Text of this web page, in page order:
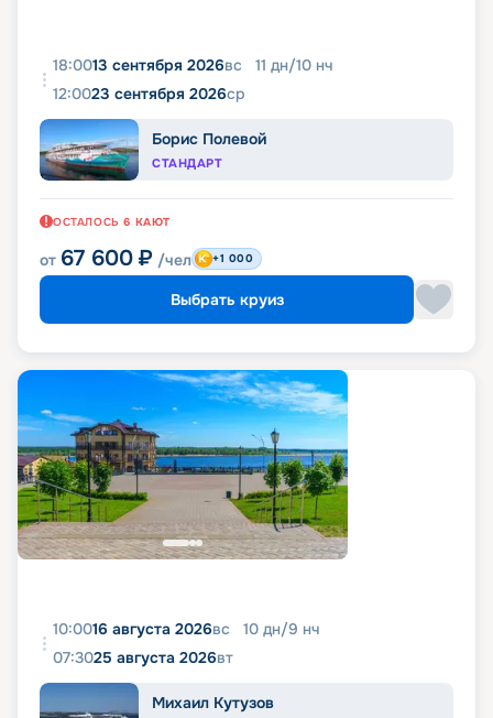
18:0013 сентября 2026вс 11 дн/10 нч
12:0023 сентября 2026ср
Борис Полевой
СТАНДАРТ
ОСТАЛОСЬ 6 КАЮТ
от 67 600 ₽ /чел +1 000
Выбрать круиз
10:0016 августа 2026вс 10 дн/9 нч
07:3025 августа 2026вт
Михаил Кутузов